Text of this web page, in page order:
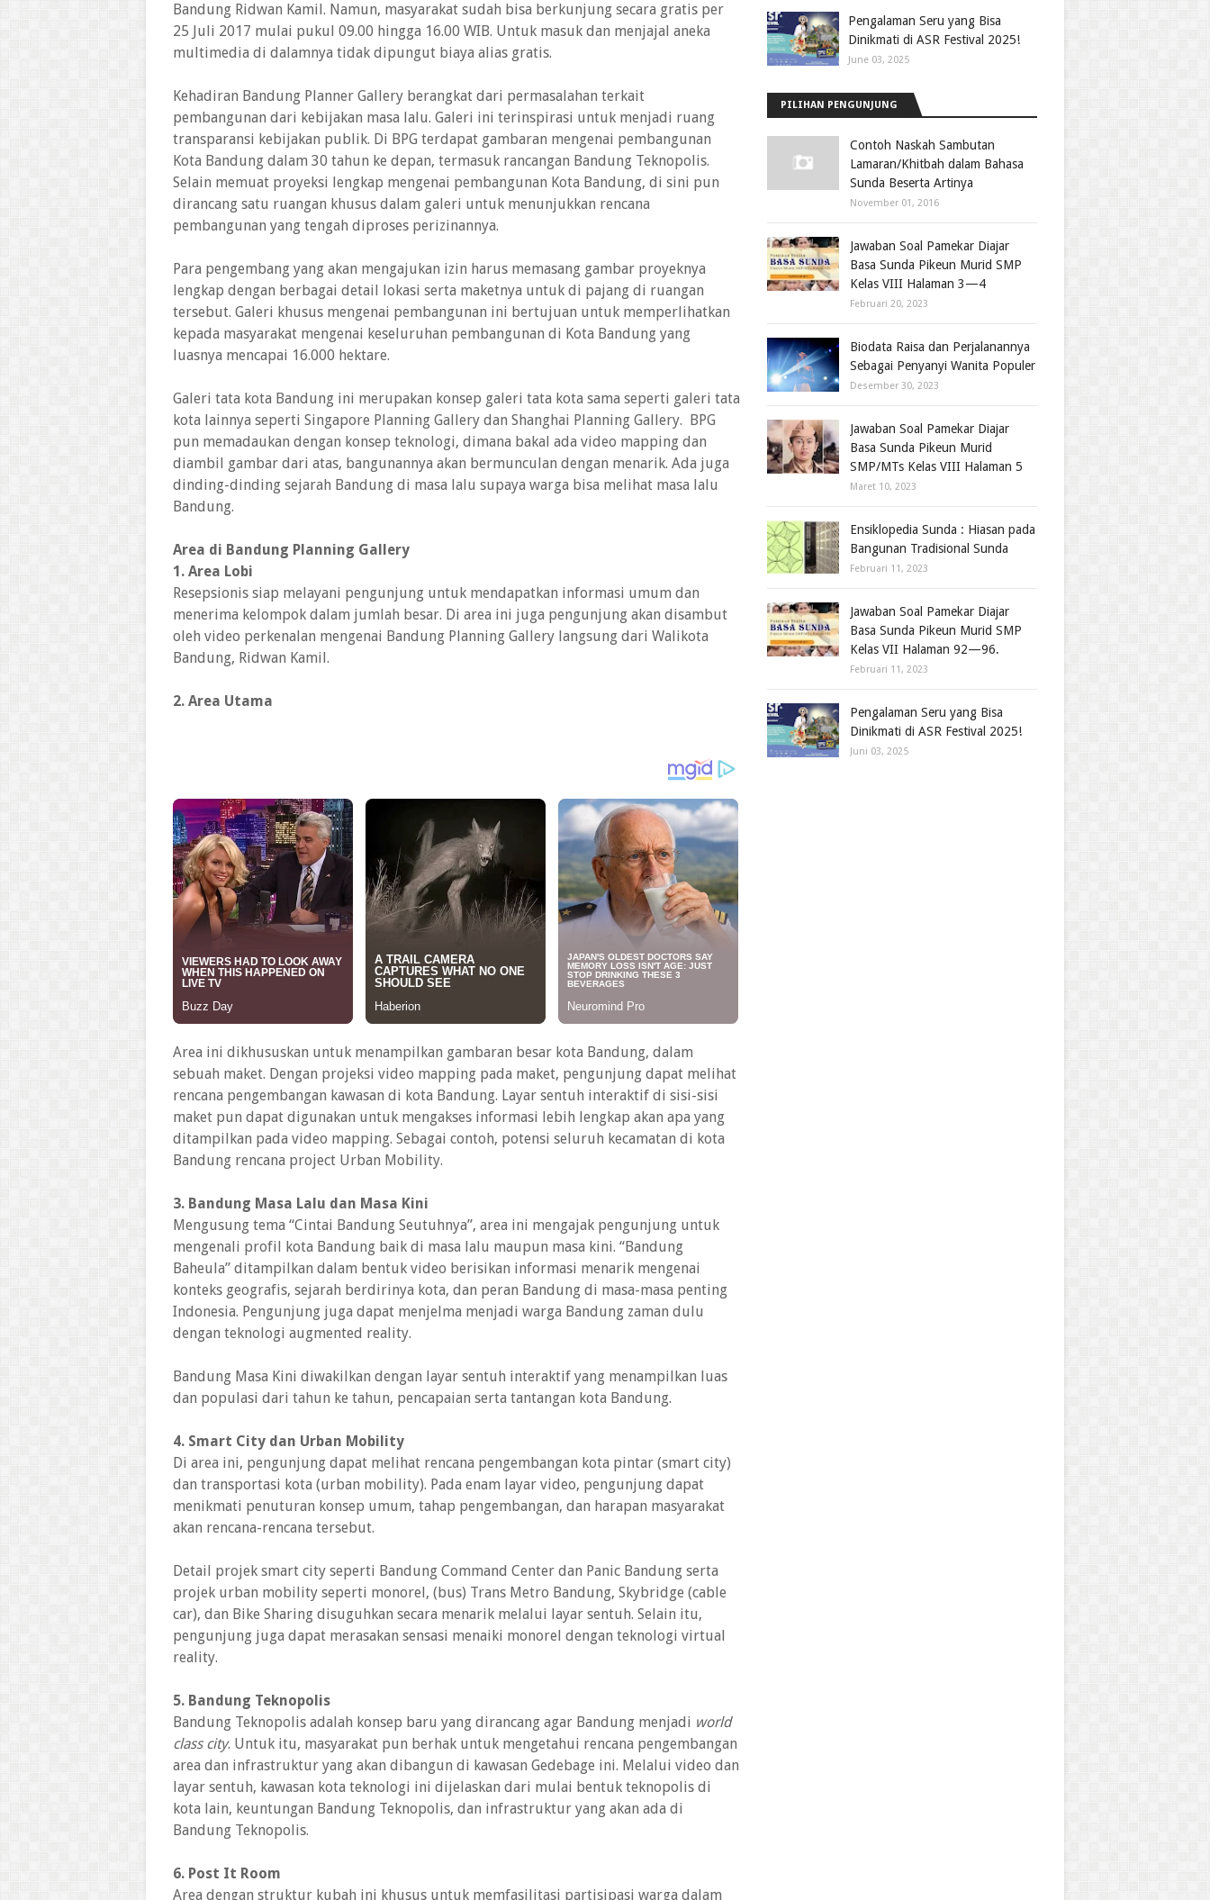
Bandung Ridwan Kamil. Namun, masyarakat sudah bisa berkunjung secara gratis per
25 Juli 2017 mulai pukul 09.00 hingga 16.00 WIB. Untuk masuk dan menjajal aneka
multimedia di dalamnya tidak dipungut biaya alias gratis.
Kehadiran Bandung Planner Gallery berangkat dari permasalahan terkait
pembangunan dari kebijakan masa lalu. Galeri ini terinspirasi untuk menjadi ruang
transparansi kebijakan publik. Di BPG terdapat gambaran mengenai pembangunan
Kota Bandung dalam 30 tahun ke depan, termasuk rancangan Bandung Teknopolis.
Selain memuat proyeksi lengkap mengenai pembangunan Kota Bandung, di sini pun
dirancang satu ruangan khusus dalam galeri untuk menunjukkan rencana
pembangunan yang tengah diproses perizinannya.
Para pengembang yang akan mengajukan izin harus memasang gambar proyeknya
lengkap dengan berbagai detail lokasi serta maketnya untuk di pajang di ruangan
tersebut. Galeri khusus mengenai pembangunan ini bertujuan untuk memperlihatkan
kepada masyarakat mengenai keseluruhan pembangunan di Kota Bandung yang
luasnya mencapai 16.000 hektare.
Galeri tata kota Bandung ini merupakan konsep galeri tata kota sama seperti galeri tata
kota lainnya seperti Singapore Planning Gallery dan Shanghai Planning Gallery. BPG
pun memadaukan dengan konsep teknologi, dimana bakal ada video mapping dan
diambil gambar dari atas, bangunannya akan bermunculan dengan menarik. Ada juga
dinding-dinding sejarah Bandung di masa lalu supaya warga bisa melihat masa lalu
Bandung.
Area di Bandung Planning Gallery
1. Area Lobi
Resepsionis siap melayani pengunjung untuk mendapatkan informasi umum dan
menerima kelompok dalam jumlah besar. Di area ini juga pengunjung akan disambut
oleh video perkenalan mengenai Bandung Planning Gallery langsung dari Walikota
Bandung, Ridwan Kamil.
2. Area Utama
Area ini dikhususkan untuk menampilkan gambaran besar kota Bandung, dalam
sebuah maket. Dengan projeksi video mapping pada maket, pengunjung dapat melihat
rencana pengembangan kawasan di kota Bandung. Layar sentuh interaktif di sisi-sisi
maket pun dapat digunakan untuk mengakses informasi lebih lengkap akan apa yang
ditampilkan pada video mapping. Sebagai contoh, potensi seluruh kecamatan di kota
Bandung rencana project Urban Mobility.
3. Bandung Masa Lalu dan Masa Kini
Mengusung tema “Cintai Bandung Seutuhnya”, area ini mengajak pengunjung untuk
mengenali profil kota Bandung baik di masa lalu maupun masa kini. “Bandung
Baheula” ditampilkan dalam bentuk video berisikan informasi menarik mengenai
konteks geografis, sejarah berdirinya kota, dan peran Bandung di masa-masa penting
Indonesia. Pengunjung juga dapat menjelma menjadi warga Bandung zaman dulu
dengan teknologi augmented reality.
Bandung Masa Kini diwakilkan dengan layar sentuh interaktif yang menampilkan luas
dan populasi dari tahun ke tahun, pencapaian serta tantangan kota Bandung.
4. Smart City dan Urban Mobility
Di area ini, pengunjung dapat melihat rencana pengembangan kota pintar (smart city)
dan transportasi kota (urban mobility). Pada enam layar video, pengunjung dapat
menikmati penuturan konsep umum, tahap pengembangan, dan harapan masyarakat
akan rencana-rencana tersebut.
Detail projek smart city seperti Bandung Command Center dan Panic Bandung serta
projek urban mobility seperti monorel, (bus) Trans Metro Bandung, Skybridge (cable
car), dan Bike Sharing disuguhkan secara menarik melalui layar sentuh. Selain itu,
pengunjung juga dapat merasakan sensasi menaiki monorel dengan teknologi virtual
reality.
5. Bandung Teknopolis
Bandung Teknopolis adalah konsep baru yang dirancang agar Bandung menjadi world
class city. Untuk itu, masyarakat pun berhak untuk mengetahui rencana pengembangan
area dan infrastruktur yang akan dibangun di kawasan Gedebage ini. Melalui video dan
layar sentuh, kawasan kota teknologi ini dijelaskan dari mulai bentuk teknopolis di
kota lain, keuntungan Bandung Teknopolis, dan infrastruktur yang akan ada di
Bandung Teknopolis.
6. Post It Room
Area dengan struktur kubah ini khusus untuk memfasilitasi partisipasi warga dalam
Pengalaman Seru yang Bisa
Dinikmati di ASR Festival 2025!
June 03, 2025
PILIHAN PENGUNJUNG
Contoh Naskah Sambutan
Lamaran/Khitbah dalam Bahasa
Sunda Beserta Artinya
November 01, 2016
Jawaban Soal Pamekar Diajar
Basa Sunda Pikeun Murid SMP
Kelas VIII Halaman 3—4
Februari 20, 2023
Biodata Raisa dan Perjalanannya
Sebagai Penyanyi Wanita Populer
Desember 30, 2023
Jawaban Soal Pamekar Diajar
Basa Sunda Pikeun Murid
SMP/MTs Kelas VIII Halaman 5
Maret 10, 2023
Ensiklopedia Sunda : Hiasan pada
Bangunan Tradisional Sunda
Februari 11, 2023
Jawaban Soal Pamekar Diajar
Basa Sunda Pikeun Murid SMP
Kelas VII Halaman 92—96.
Februari 11, 2023
Pengalaman Seru yang Bisa
Dinikmati di ASR Festival 2025!
Juni 03, 2025